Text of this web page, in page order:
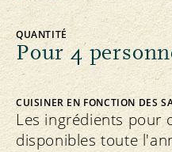
QUANTITÉ
Pour 4
CUISINER EN FONCTION DES
Les ingrédients pour
disponibles toute